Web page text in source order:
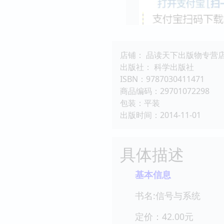
店铺： 品读天下出版物专营
出版社： 科学出版社
ISBN：9787030411471
商品编码：29701072298
包装：平装
出版时间：2014-11-01
具体描述
基本信息
书名:信号与系统
定价：42.00元